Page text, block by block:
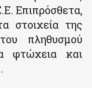
Επιπρόσθετα,
στοιχεία της
πληθυσμού
φτώχεια και